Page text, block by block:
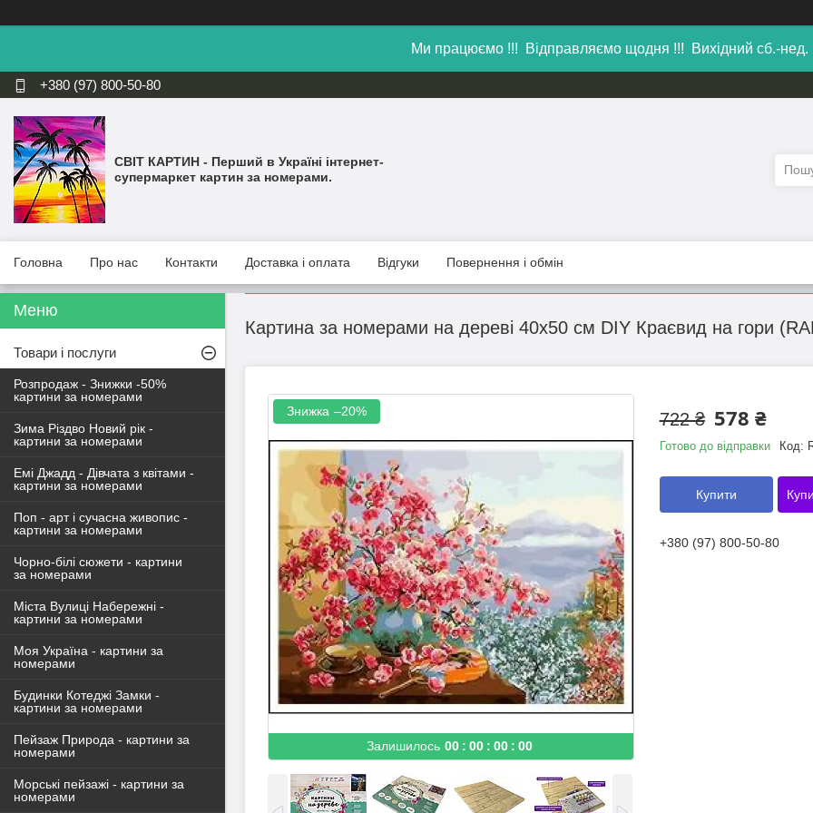
Ми працюємо !!! Відправляємо щодня !!! Вихідний сб.-нед.
+380 (97) 800-50-80
СВІТ КАРТИН - Перший в Україні інтернет-
супермаркет картин за номерами.
Головна Про нас Контакти Доставка і оплата Відгуки Повернення і обмін
Картина за номерами на дереві 40х50 см DIY Краєвид на гори
Залишилось 00 00 00 00
–20% 722 ₴ 578 ₴
Готово до відправки Код:
Купити
+380 (97) 800-50-80
Товари і послуги
Розпродаж - Знижки -50%
картини за номерами
Зима Різдво Новий рік -
картини за номерами
Емі Джадд - Дівчата з квітами -
картини за номерами
Поп - арт і сучасна живопис -
картини за номерами
Чорно-білі сюжети - картини
за номерами
Міста Вулиці Набережні -
картини за номерами
Моя Україна - картини за
номерами
Будинки Котеджі Замки -
картини за номерами
Пейзаж Природа - картини за
номерами
Морські пейзажі - картини за
номерами